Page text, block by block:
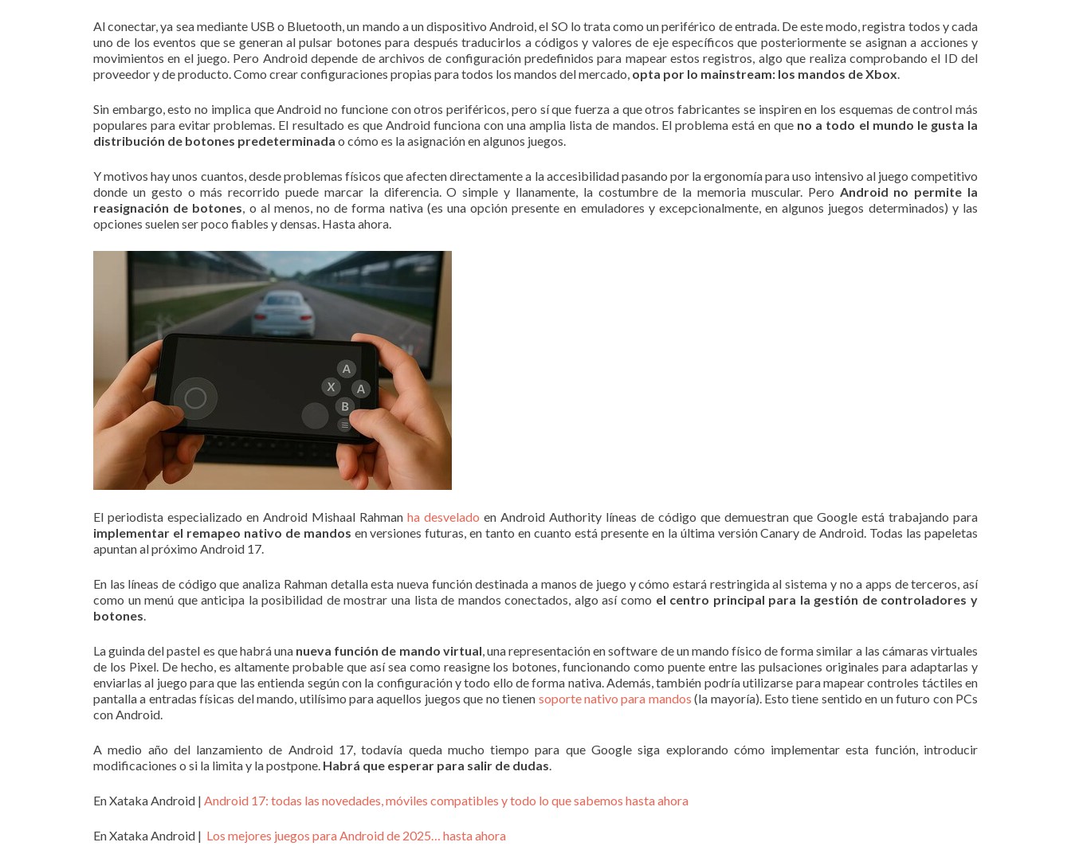
Al conectar, ya sea mediante USB o Bluetooth, un mando a un dispositivo Android, el SO lo trata como un periférico de entrada. De este modo, registra todos y cada
uno de los eventos que se generan al pulsar botones para después traducirlos a códigos y valores de eje específicos que posteriormente se asignan a acciones y
movimientos en el juego. Pero Android depende de archivos de configuración predefinidos para mapear estos registros, algo que realiza comprobando el ID del
proveedor y de producto. Como crear configuraciones propias para todos los mandos del mercado, opta por lo mainstream: los mandos de Xbox.
Sin embargo, esto no implica que Android no funcione con otros periféricos, pero sí que fuerza a que otros fabricantes se inspiren en los esquemas de control más
populares para evitar problemas. El resultado es que Android funciona con una amplia lista de mandos. El problema está en que no a todo el mundo le gusta la
distribución de botones predeterminada o cómo es la asignación en algunos juegos.
Y motivos hay unos cuantos, desde problemas físicos que afecten directamente a la accesibilidad pasando por la ergonomía para uso intensivo al juego competitivo
donde un gesto o más recorrido puede marcar la diferencia. O simple y llanamente, la costumbre de la memoria muscular. Pero Android no permite la
reasignación de botones, o al menos, no de forma nativa (es una opción presente en emuladores y excepcionalmente, en algunos juegos determinados) y las
opciones suelen ser poco fiables y densas. Hasta ahora.
El periodista especializado en Android Mishaal Rahman ha desvelado en Android Authority líneas de código que demuestran que Google está trabajando para
implementar el remapeo nativo de mandos en versiones futuras, en tanto en cuanto está presente en la última versión Canary de Android. Todas las papeletas
apuntan al próximo Android 17.
En las líneas de código que analiza Rahman detalla esta nueva función destinada a manos de juego y cómo estará restringida al sistema y no a apps de terceros, así
como un menú que anticipa la posibilidad de mostrar una lista de mandos conectados, algo así como el centro principal para la gestión de controladores y
botones.
La guinda del pastel es que habrá una nueva función de mando virtual, una representación en software de un mando físico de forma similar a las cámaras virtuales
de los Pixel. De hecho, es altamente probable que así sea como reasigne los botones, funcionando como puente entre las pulsaciones originales para adaptarlas y
enviarlas al juego para que las entienda según con la configuración y todo ello de forma nativa. Además, también podría utilizarse para mapear controles táctiles en
pantalla a entradas físicas del mando, utilísimo para aquellos juegos que no tienen soporte nativo para mandos (la mayoría). Esto tiene sentido en un futuro con PCs
con Android.
A medio año del lanzamiento de Android 17, todavía queda mucho tiempo para que Google siga explorando cómo implementar esta función, introducir
modificaciones o si la limita y la postpone. Habrá que esperar para salir de dudas.
En Xataka Android | Android 17: todas las novedades, móviles compatibles y todo lo que sabemos hasta ahora
En Xataka Android | Los mejores juegos para Android de 2025… hasta ahora